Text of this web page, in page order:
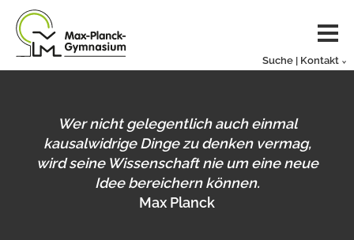
Suche | Kontakt
Wer nicht gelegentlich auch einmal
kausalwidrige Dinge zu denken vermag,
wird seine Wissenschaft nie um eine neue
Idee bereichern können.
Max Planck